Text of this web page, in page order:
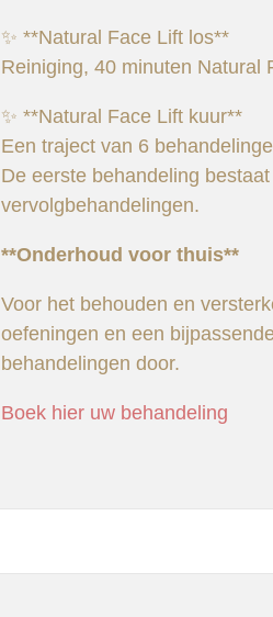
✨ **Natural Face Lift los**
Reiniging, 40 minuten Natural
✨ **Natural Face Lift kuur**
Een traject van 6
De eerste behandeling
vervolgbehandelingen.
**Onderhoud voor thuis**
Voor het behouden en
oefeningen en een
behandelingen door.
Boek hier uw behandeling